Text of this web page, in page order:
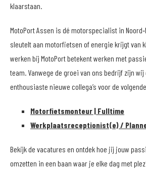
klaarstaan.
MotoPort Assen is dé motorspecialist in
sleutelt aan motorfietsen of energie krijgt van
werken bij MotoPort betekent werken met
team. Vanwege de groei van ons bedrijf zijn wij
enthousiaste nieuwe collega’s voor de
Motorfietsmonteur | Fulltime
Werkplaatsreceptionist(e) /
Bekijk de vacatures en ontdek hoe jij jouw
omzetten in een baan waar je elke dag met